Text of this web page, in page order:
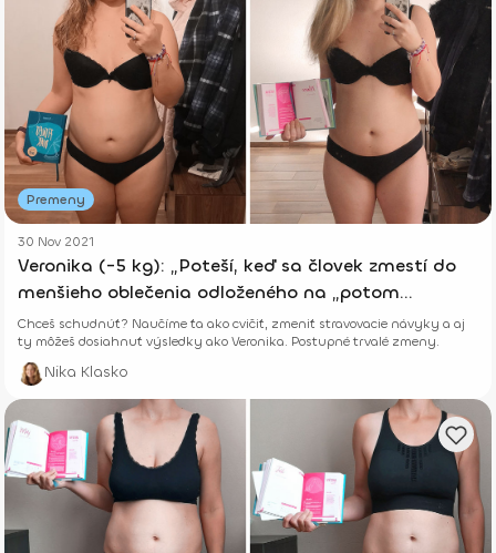
Premeny
30 Nov 2021
Veronika (-5 kg): „Poteší, keď sa človek zmestí do
menšieho oblečenia odloženého na „potom
niekedy“.“
Chceš schudnúť? Naučíme ťa ako cvičiť, zmeniť stravovacie návyky a aj
ty môžeš dosiahnuť výsledky ako Veronika. Postupné trvalé zmeny.
Nika Klasko